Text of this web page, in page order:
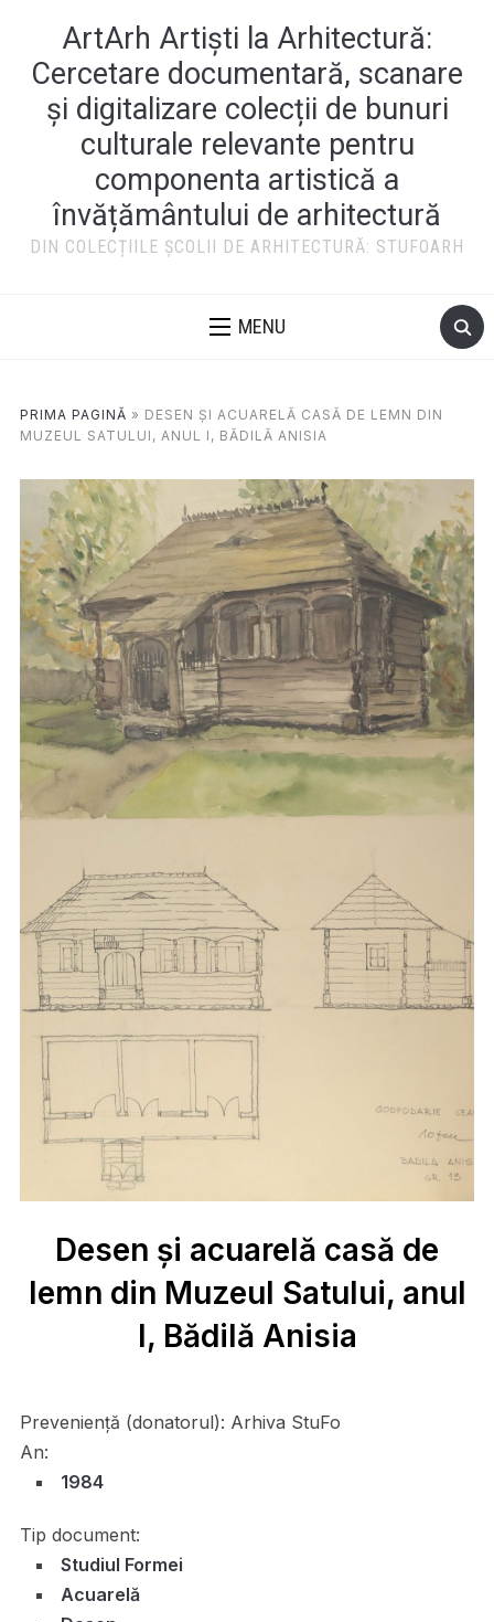
ArtArh Artiști la Arhitectură:
Cercetare documentară, scanare
și digitalizare colecții de bunuri
culturale relevante pentru
componenta artistică a
învățământului de arhitectură
DIN COLECȚIILE ȘCOLII DE ARHITECTURĂ: STUFOARH
MENU
PRIMA PAGINĂ » DESEN ȘI ACUARELĂ CASĂ DE LEMN DIN
MUZEUL SATULUI, ANUL I, BĂDILĂ ANISIA
Desen și acuarelă casă de
lemn din Muzeul Satului, anul
I, Bădilă Anisia
Preveniență (donatorul): Arhiva StuFo
An:
1984
Tip document:
Studiul Formei
Acuarelă